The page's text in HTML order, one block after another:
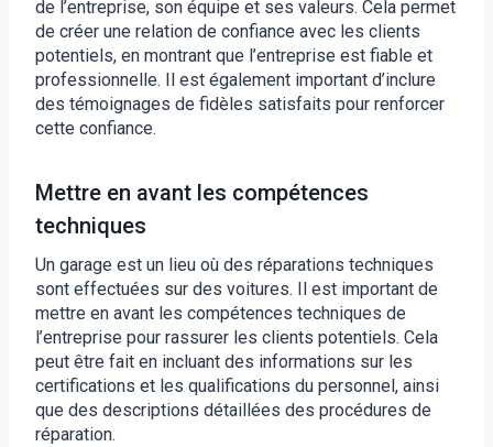
de l’entreprise, son équipe et ses valeurs. Cela permet
de créer une relation de confiance avec les clients
potentiels, en montrant que l’entreprise est fiable et
professionnelle. Il est également important d’inclure
des témoignages de fidèles satisfaits pour renforcer
cette confiance.
Mettre en avant les compétences
techniques
Un garage est un lieu où des réparations techniques
sont effectuées sur des voitures. Il est important de
mettre en avant les compétences techniques de
l’entreprise pour rassurer les clients potentiels. Cela
peut être fait en incluant des informations sur les
certifications et les qualifications du personnel, ainsi
que des descriptions détaillées des procédures de
réparation.